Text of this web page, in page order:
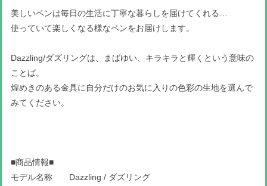
美しいペンは毎日の生活に丁寧な暮らしを届けてくれる…
使っていて楽しくなる様なペンをお届けします。
Dazzling/ダズリングは、まばゆい、キラキラと輝くという意味の
ことば。
煌めきのある金具に自分だけのお気に入りの色彩の生地を選んで
みてください。
■商品情報■
モデル名称 Dazzling / ダズリング